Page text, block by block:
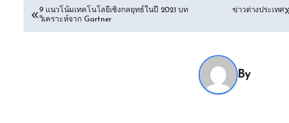
Post
navigation
9 แนวโน้มเทคโนโลยีเชิงกลยุทธ์ในปี 2021 บท
วิเคราะห์จาก Gartner
ข่าวต่างประเทศ
By